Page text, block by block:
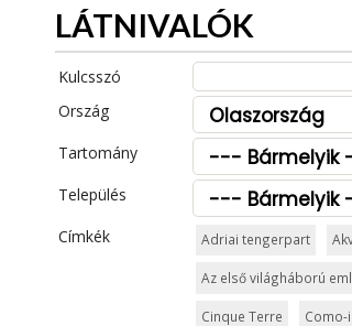
Magyar emlékek
Múzeum Nyaralóhelyek
Tengerpart
Toszkán tengerpart
LÁTNIVALÓK
Kulcsszó
Ország
Tartomány
Település
Címkék
Adriai tengerpart
Az első világháború
Cinque Terre Como-